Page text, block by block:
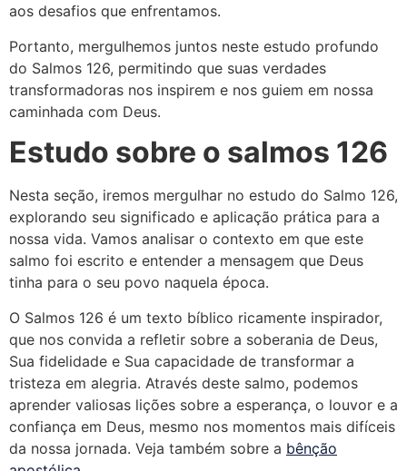
aos desafios que enfrentamos.
Portanto, mergulhemos juntos neste estudo profundo
do Salmos 126, permitindo que suas verdades
transformadoras nos inspirem e nos guiem em nossa
caminhada com Deus.
Estudo sobre o salmos 126
Nesta seção, iremos mergulhar no estudo do Salmo 126,
explorando seu significado e aplicação prática para a
nossa vida. Vamos analisar o contexto em que este
salmo foi escrito e entender a mensagem que Deus
tinha para o seu povo naquela época.
O Salmos 126 é um texto bíblico ricamente inspirador,
que nos convida a refletir sobre a soberania de Deus,
Sua fidelidade e Sua capacidade de transformar a
tristeza em alegria. Através deste salmo, podemos
aprender valiosas lições sobre a esperança, o louvor e a
confiança em Deus, mesmo nos momentos mais difíceis
da nossa jornada. Veja também sobre a bênção